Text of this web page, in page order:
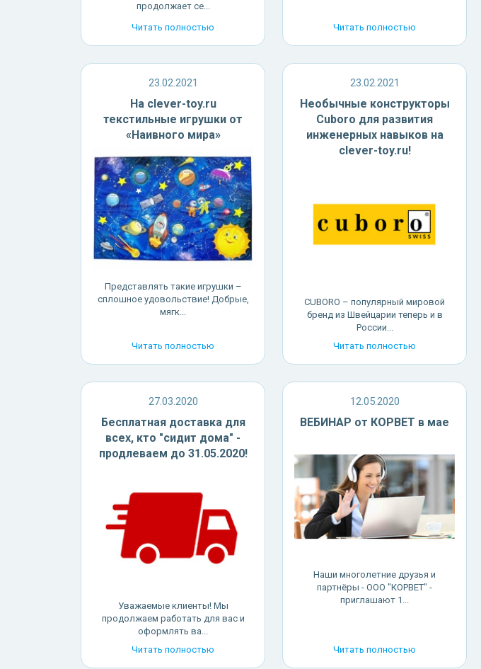
продолжает се...
Читать полностью
Читать полностью
23.02.2021
На clever-toy.ru
текстильные игрушки от
«Наивного мира»
Представлять такие игрушки –
сплошное удовольствие! Добрые,
мягк...
Читать полностью
23.02.2021
Необычные конструкторы
Cuboro для развития
инженерных навыков на
clever-toy.ru!
CUBORO – популярный мировой
бренд из Швейцарии теперь и в
России...
Читать полностью
27.03.2020
Бесплатная доставка для
всех, кто "сидит дома" -
продлеваем до 31.05.2020!
Уважаемые клиенты! Мы
продолжаем работать для вас и
оформлять ва...
Читать полностью
12.05.2020
ВЕБИНАР от КОРВЕТ в мае
Наши многолетние друзья и
партнёры - ООО "КОРВЕТ" -
приглашают 1...
Читать полностью